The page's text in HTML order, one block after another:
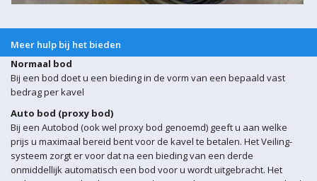
Meer hulp bij het bieden
Normaal bod
Bij een bod doet u een bieding in de vorm van een bepaald vast
bedrag per kavel
Auto bod (proxy bod)
Bij een Autobod (ook wel proxy bod genoemd) geeft u aan welke
prijs u maximaal bereid bent voor de kavel te betalen. Het Veiling-
systeem zorgt er voor dat na een bieding van een derde
onmiddellijk automatisch een bod voor u wordt uitgebracht. Het